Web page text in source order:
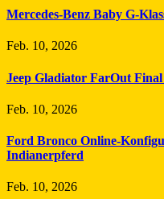
Mercedes-Benz Baby G-
Feb. 10, 2026
Jeep Gladiator FarOut
Feb. 10, 2026
Ford Bronco Online-
Indianerpferd
Feb. 10, 2026